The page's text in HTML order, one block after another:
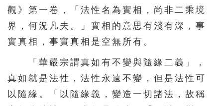
觀》第一卷，「法性名為實相，尚非二乘境
界，何況凡夫。」實相的意思有淺有深，事
實真相，事實真相是空無所有。
「華嚴宗謂真如有不變與隨緣二義」，
真如就是法性，法性永遠不變，但是法性可
以隨緣。「以隨緣義，變造一切諸法，故稱